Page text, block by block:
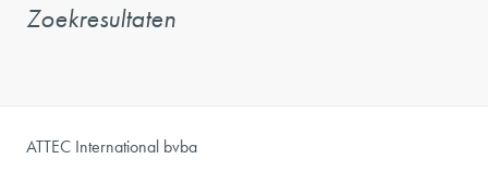
Zoekresultaten
ATTEC International bvba